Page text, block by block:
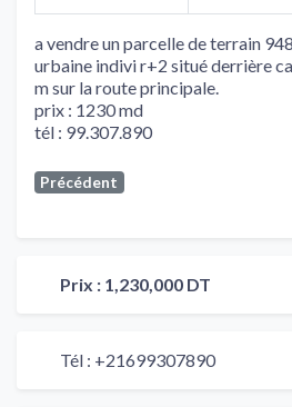
a vendre un parcelle de terrain
urbaine indivi r+2 situé derrière
m sur la route principale.
prix : 1230 md
tél : 99.307.890
Précédent
Prix : 1,230,000 DT
Tél : +21699307890